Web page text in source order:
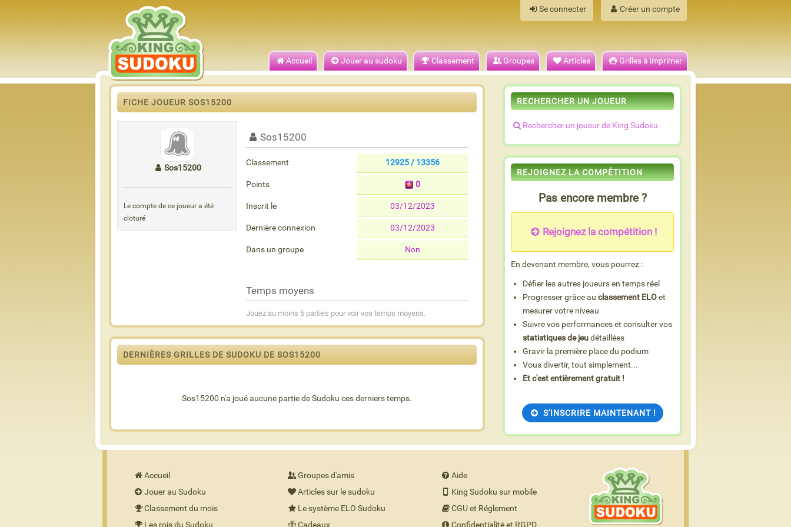
Se connecter Créer un compte
Accueil Jouer au sudoku Classement Groupes Articles Grilles à imprimer
FICHE JOUEUR SOS15200
Sos15200
Le compte de ce joueur a été
cloturé
Sos15200
Classement 12925 / 13356
Points 0
Inscrit le 03/12/2023
Dernière connexion 03/12/2023
Dans un groupe Non
Temps moyens
Jouez au moins 5 parties pour voir vos temps moyens.
DERNIÈRES GRILLES DE SUDOKU DE SOS15200
Sos15200 n'a joué aucune partie de Sudoku ces derniers temps.
RECHERCHER UN JOUEUR
Rechercher un joueur de King Sudoku
REJOIGNEZ LA COMPÉTITION
Pas encore membre ?
Rejoignez la compétition !
En devenant membre, vous pourrez :
Défier les autres joueurs en temps réel
Progresser grâce auclassement ELOet
mesurer votre niveau
Suivre vos performances et consulter vos
statistiques de jeudétaillées
Gravir la première place du podium
Vous divertir, tout simplement...
Et c'est entièrement gratuit !
S'INSCRIRE MAINTENANT !
Accueil
Jouer au Sudoku
Classement du mois
Les rois du Sudoku
Groupes d'amis
Articles sur le sudoku
Le système ELO Sudoku
Cadeaux
Aide
King Sudoku sur mobile
CGU et Réglement
Confidentialité et RGPD